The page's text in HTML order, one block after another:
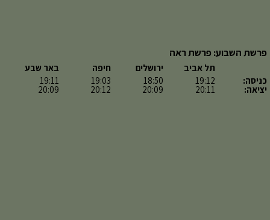
פרשת השבוע: פרשת ראה
כניסה:
יציאה:
תל אביב
19:12
20:11
ירושלים
18:50
20:09
חיפה
19:03
20:12
באר שבע
19:11
20:09